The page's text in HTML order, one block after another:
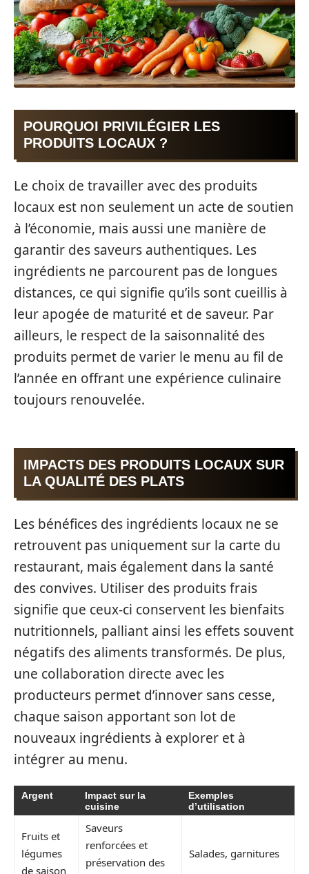
POURQUOI PRIVILÉGIER LES
PRODUITS LOCAUX ?
Le choix de travailler avec des produits
locaux est non seulement un acte de soutien
à l’économie, mais aussi une manière de
garantir des saveurs authentiques. Les
ingrédients ne parcourent pas de longues
distances, ce qui signifie qu’ils sont cueillis à
leur apogée de maturité et de saveur. Par
ailleurs, le respect de la saisonnalité des
produits permet de varier le menu au fil de
l’année en offrant une expérience culinaire
toujours renouvelée.
IMPACTS DES PRODUITS LOCAUX SUR
LA QUALITÉ DES PLATS
Les bénéfices des ingrédients locaux ne se
retrouvent pas uniquement sur la carte du
restaurant, mais également dans la santé
des convives. Utiliser des produits frais
signifie que ceux-ci conservent les bienfaits
nutritionnels, palliant ainsi les effets souvent
négatifs des aliments transformés. De plus,
une collaboration directe avec les
producteurs permet d’innover sans cesse,
chaque saison apportant son lot de
nouveaux ingrédients à explorer et à
intégrer au menu.
Argent
Impact sur la
cuisine
Exemples
d’utilisation
Fruits et
légumes
de saison
Saveurs
renforcées et
préservation des
Salades, garnitures